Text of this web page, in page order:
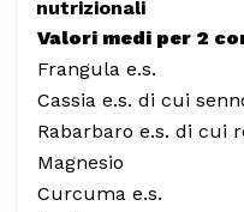
nutrizionali
Valori medi per 2
Frangula e.s.
Cassia e.s. di cui
Rabarbaro e.s. di cui
Magnesio
Curcuma e.s.